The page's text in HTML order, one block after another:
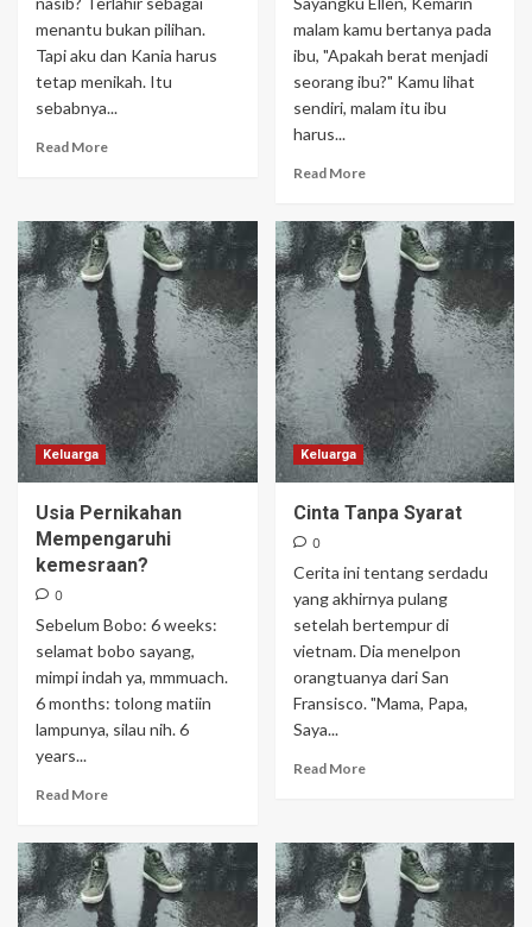
menantu bukan pilihan.
Tapi aku dan Kania harus
tetap menikah. Itu
sebabnya...
Read More
malam kamu bertanya pada
ibu, "Apakah berat menjadi
seorang ibu?" Kamu lihat
sendiri, malam itu ibu
harus...
Read More
Keluarga
Usia Pernikahan
Mempengaruhi
kemesraan?
0
Sebelum Bobo: 6 weeks:
selamat bobo sayang,
mimpi indah ya, mmmuach.
6 months: tolong matiin
lampunya, silau nih. 6
years...
Read More
Keluarga
Cinta Tanpa Syarat
0
Cerita ini tentang serdadu
yang akhirnya pulang
setelah bertempur di
vietnam. Dia menelpon
orangtuanya dari San
Fransisco. "Mama, Papa,
Saya...
Read More